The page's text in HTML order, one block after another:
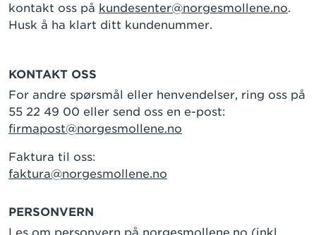
kontakt oss på kundesenter@norgesmollene.no.
Husk å ha klart ditt kundenummer.
KONTAKT OSS
For andre spørsmål eller henvendelser, ring oss på
55 22 49 00 eller send oss en e-post:
firmapost@norgesmollene.no
Faktura til oss:
faktura@norgesmollene.no
PERSONVERN